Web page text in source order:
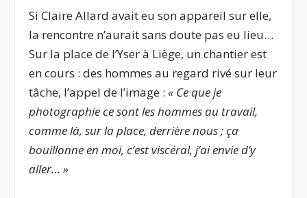
Si Claire Allard avait eu son appareil sur elle,
la rencontre n’aurait sans doute pas eu lieu…
Sur la place de l’Yser à Liège, un chantier est
en cours : des hommes au regard rivé sur leur
tâche, l’appel de l’image :« Ce que je
photographie ce sont les hommes au travail,
comme là, sur la place, derrière nous ; ça
bouillonne en moi, c’est viscéral, j’ai envie d’y
aller… »